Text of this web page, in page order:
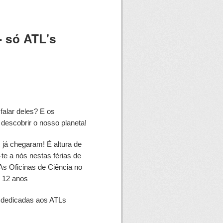
só ATL's
deles? E os
o nosso planeta!
chegaram! É altura de
a nós nestas férias de
Oficinas de Ciência no
anos
aos ATLs